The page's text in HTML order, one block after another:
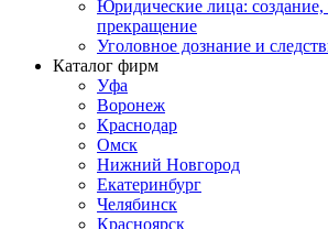
Юридические лица: создание,
прекращение
Уголовное дознание и
Каталог фирм
Уфа
Воронеж
Краснодар
Омск
Нижний Новгород
Екатеринбург
Челябинск
Красноярск